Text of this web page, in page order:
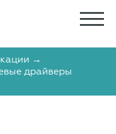
→
драйверы